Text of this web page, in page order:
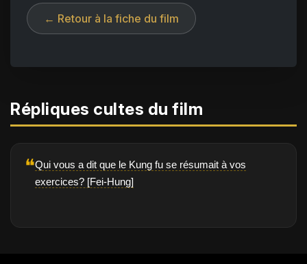
← Retour à la fiche du film
Répliques cultes du film
❝Qui vous a dit que le Kung fu se résumait à vos
exercices? [Fei-Hung]